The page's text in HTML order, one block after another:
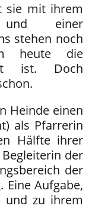
sie mit ihrem
einer
stehen noch
heute die
ist. Doch
Heinde einen
als Pfarrerin
Hälfte ihrer
der
der
Eine Aufgabe,
und zu ihrem